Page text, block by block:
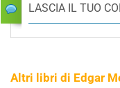
LASCIA IL TUO
Altri libri di Edgar